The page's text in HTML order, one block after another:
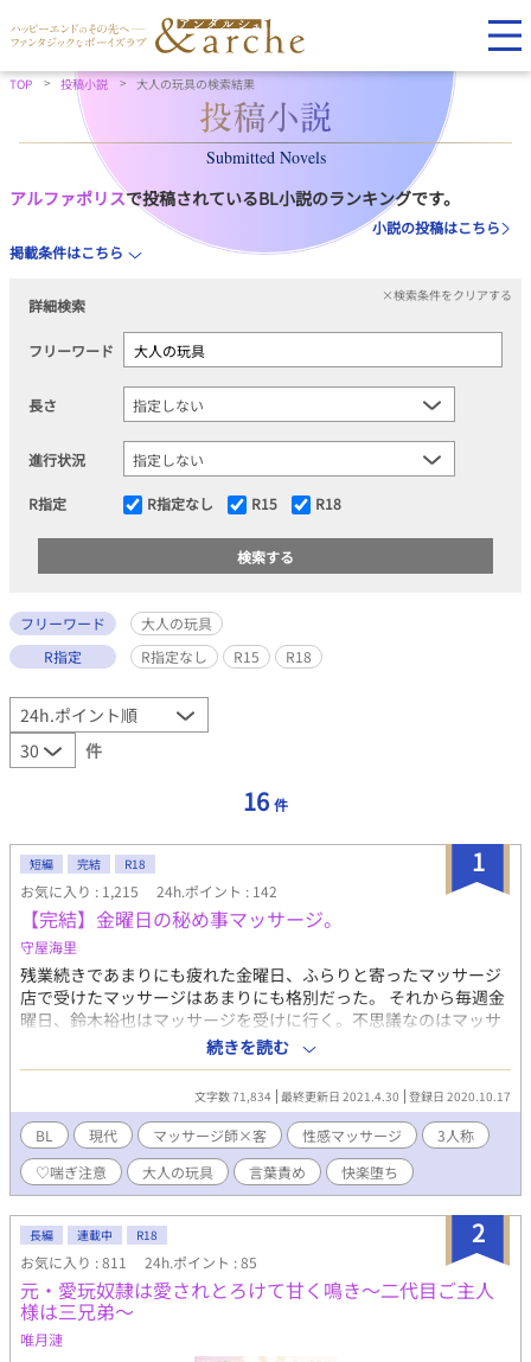
TOP 投稿小説 大人の玩具の検索結果
Submitted Novels
アルファポリスで投稿されているBL小説のランキングです。
小説の投稿はこちら
掲載条件はこちら
詳細検索
×検索条件をクリアする
フリーワード
長さ
進行状況
R指定 R指定なし R15 R18
フリーワード
大人の玩具
R指定
R指定なし R15 R18
件
16 件
1
短編 完結 R18
お気に入り : 1,215 24h.ポイント : 142
【完結】金曜日の秘め事マッサージ。
守屋海里
残業続きであまりにも疲れた金曜日、ふらりと寄ったマッサージ
店で受けたマッサージはあまりにも格別だった。 それから毎週金
曜日、鈴木裕也はマッサージを受けに行く。不思議なのはマッサ
ージを受けた時の記憶があまりないこと。だが、身体のコリは解
れているし、スッキリしている。だからマッサージ店に通うのは
やめられないのだ。 ※♡喘ぎ ※催眠 などの要素がありますので、
苦手な方はご注意を。投稿は不定期です。（※週一目標） ※ムー
ンライトノベルズ様にも投稿します。
続きを読む
文字数 71,834 最終更新日 2021.4.30 登録日 2020.10.17
BL 現代 マッサージ師×客 性感マッサージ
3人称
♡喘ぎ注意
大人の玩具 言葉責め 快楽堕ち
2
長編 連載中 R18
お気に入り : 811 24h.ポイント : 85
元・愛玩奴隷は愛されとろけて甘く鳴き～二代目ご主人
様は三兄弟～
唯月漣